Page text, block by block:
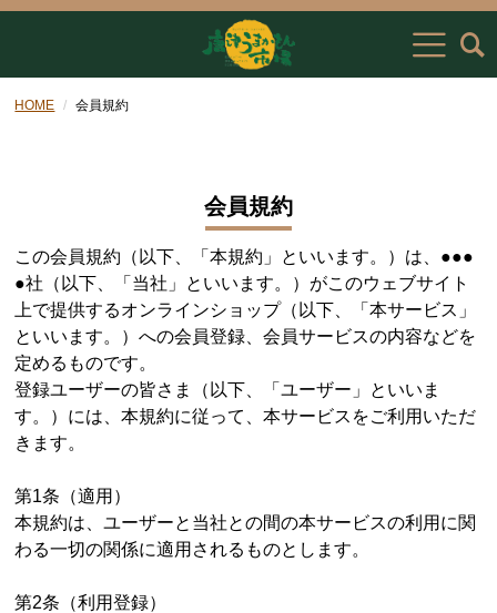
HOME 会員規約
会員規約
この会員規約（以下、「本規約」といいます。）は、●●●
●社（以下、「当社」といいます。）がこのウェブサイト
上で提供するオンラインショップ（以下、「本サービス」
といいます。）への会員登録、会員サービスの内容などを
定めるものです。
登録ユーザーの皆さま（以下、「ユーザー」といいま
す。）には、本規約に従って、本サービスをご利用いただ
きます。
第1条（適用）
本規約は、ユーザーと当社との間の本サービスの利用に関
わる一切の関係に適用されるものとします。
第2条（利用登録）